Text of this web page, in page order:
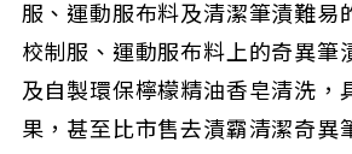
服、運動服布料及清潔筆漬難易
校制服、運動服布料上的奇異筆
及自製環保檸檬精油香皂清洗，
果，甚至比市售去漬霸清潔奇異